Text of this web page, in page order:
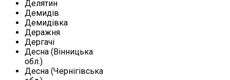
Делятин
Демидів
Демидівка
Деражня
Дергачі
Десна (Вінницька
обл.)
Десна (Чернігівська